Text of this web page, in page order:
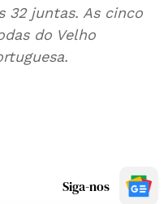
32 juntas. As cinco
do Velho
Siga-nos